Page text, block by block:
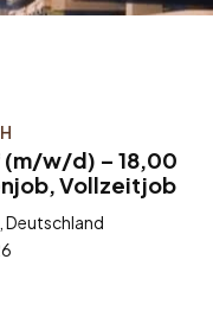
w/d) – 18,00
Vollzeitjob
Deutschland